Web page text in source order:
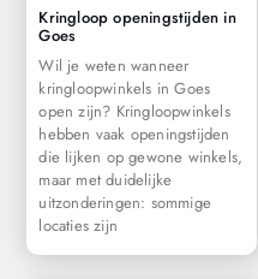
Kringloop openingstijden in
Goes
Wil je weten wanneer
kringloopwinkels in Goes
open zijn? Kringloopwinkels
hebben vaak openingstijden
die lijken op gewone winkels,
maar met duidelijke
uitzonderingen: sommige
locaties zijn